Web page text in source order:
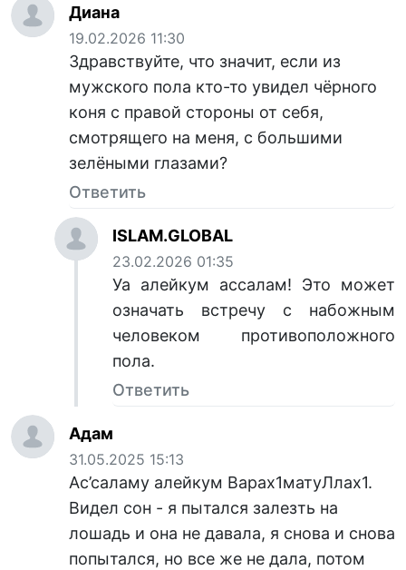
Диана
19.02.2026 11:30
Здравствуйте, что значит, если из
мужского пола кто-то увидел чёрного
коня с правой стороны от себя,
смотрящего на меня, с большими
зелёными глазами?
Ответить
ISLAM.GLOBAL
23.02.2026 01:35
Уа алейкум ассалам! Это может
означать встречу с набожным
человеком противоположного
пола.
Ответить
Адам
31.05.2025 15:13
Ас’саламу алейкум Варах1матуЛлах1.
Видел сон - я пытался залезть на
лошадь и она не давала, я снова и снова
попытался, но все же не дала, потом